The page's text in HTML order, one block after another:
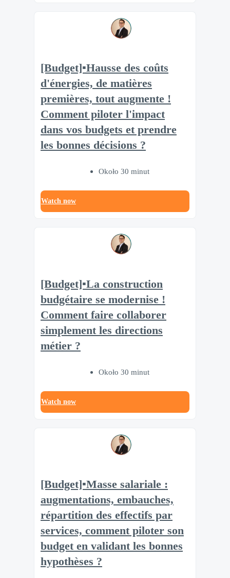
[Budget]▪️Hausse des coûts
d'énergies, de matières
premières, tout augmente !
Comment piloter l'impact
dans vos budgets et prendre
les bonnes décisions ?
Około 30 minut
Watch now
[Budget]▪️La construction
budgétaire se modernise !
Comment faire collaborer
simplement les directions
métier ?
Około 30 minut
Watch now
[Budget]▪️Masse salariale :
augmentations, embauches,
répartition des effectifs par
services, comment piloter son
budget en validant les bonnes
hypothèses ?